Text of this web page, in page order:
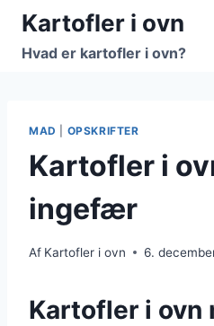
Fortsæt
indhold
Kartofler i ovn
Hvad er kartofler i ovn?
MAD OPSKRIFTER
Kartofler i
ingefær
Af Kartofler i ovn 6.
Kartofler i